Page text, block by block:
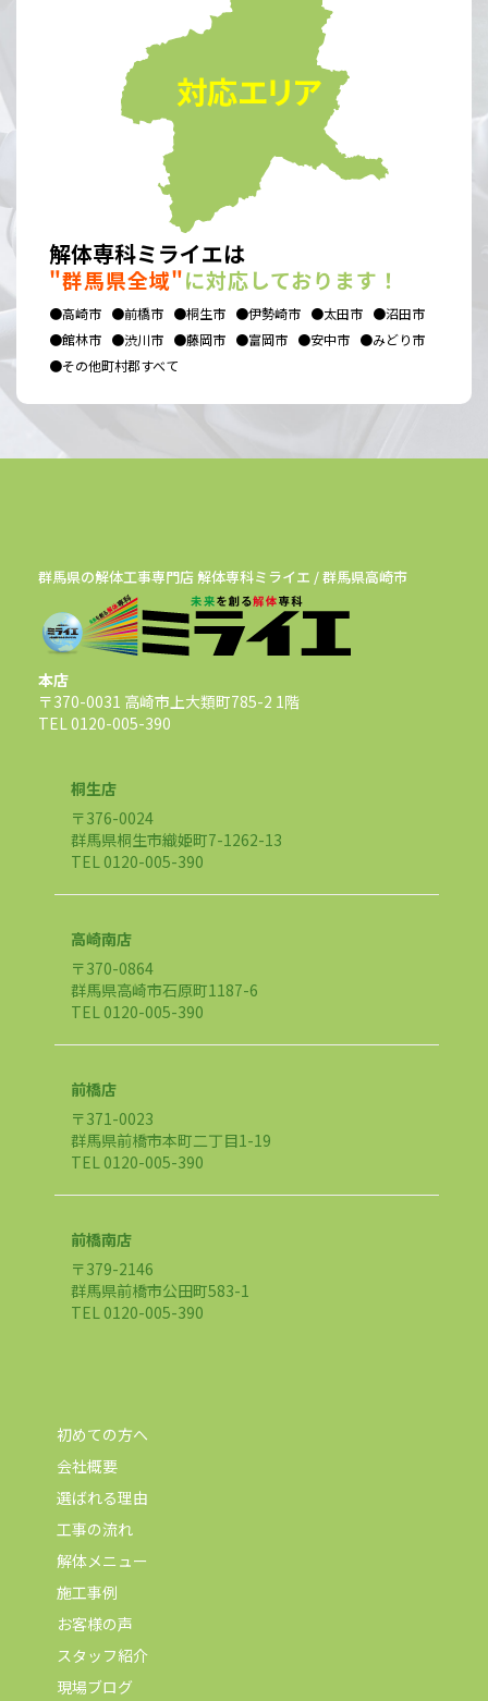
解体専科ミライエは
"群馬県全域"に対応しております！
●高崎市 ●前橋市 ●桐生市 ●伊勢崎市 ●太田市 ●沼田市
●館林市 ●渋川市 ●藤岡市 ●富岡市 ●安中市 ●みどり市
●その他町村郡すべて
群馬県の解体工事専門店 解体専科ミライエ / 群馬県高崎市
本店
〒370-0031 高崎市上大類町785-2 1階
TEL 0120-005-390
桐生店
〒376-0024
群馬県桐生市織姫町7-1262-13
TEL 0120-005-390
高崎南店
〒370-0864
群馬県高崎市石原町1187-6
TEL 0120-005-390
前橋店
〒371-0023
群馬県前橋市本町二丁目1-19
TEL 0120-005-390
前橋南店
〒379-2146
群馬県前橋市公田町583-1
TEL 0120-005-390
初めての方へ
会社概要
選ばれる理由
工事の流れ
解体メニュー
施工事例
お客様の声
スタッフ紹介
現場ブログ